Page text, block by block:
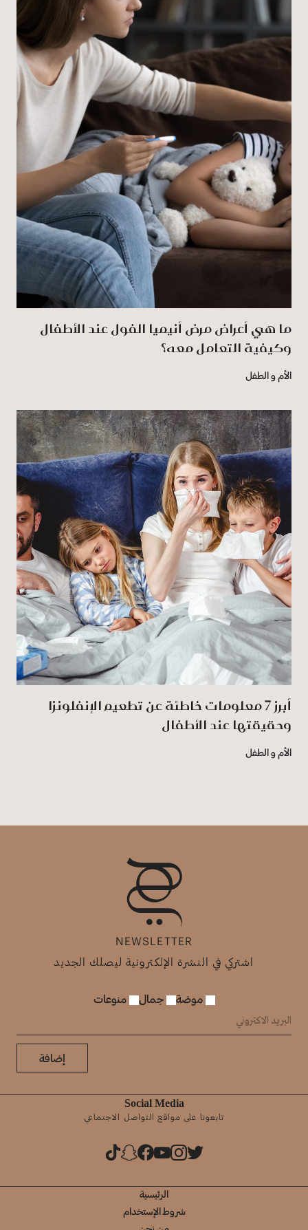
ما هي أعراض مرض أنيميا الفول عند الأطفال
وكيفية التعامل معه؟
الأم و الطفل
أبرز 7 معلومات خاطئة عن تطعيم الإنفلونزا
وحقيقتها عند الأطفال
الأم و الطفل
NEWSLETTER
اشتركي في النشرة الإلكترونية ليصلك الجديد
موضة جمال منوعات
إضافة
Social Media
تابعونا على مواقع التواصل الاجتماعي
الرئيسية
شروط الإستخدام